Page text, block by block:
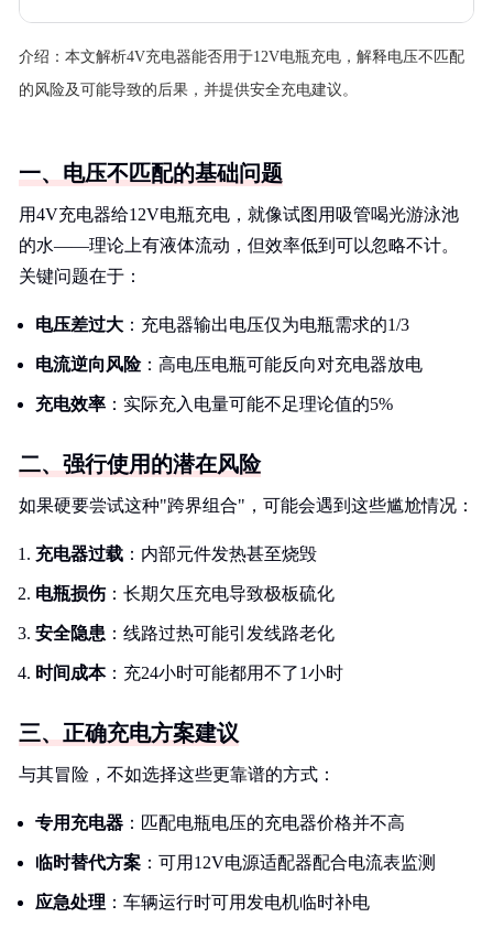
介绍： 本文解析4V充电器能否用于12V电瓶充电，解释电压不匹配
的风险及可能导致的后果，并提供安全充电建议。
一、电压不匹配的基础问题
用4V充电器给12V电瓶充电，就像试图用吸管喝光游泳池
的水——理论上有液体流动，但效率低到可以忽略不计。
关键问题在于：
电压差过大 ：充电器输出电压仅为电瓶需求的1/3
电流逆向风险：高电压电瓶可能反向对充电器放电
充电效率 ：实际充入电量可能不足理论值的5%
二、强行使用的潜在风险
如果硬要尝试这种"跨界组合"，可能会遇到这些尴尬情况：
充电器过载 ：内部元件发热甚至烧毁
电瓶损伤：长期欠压充电导致极板硫化
安全隐患 ：线路过热可能引发线路老化
时间成本：充24小时可能都用不了1小时
三、正确充电方案建议
与其冒险，不如选择这些更靠谱的方式：
专用充电器 ：匹配电瓶电压的充电器价格并不高
临时替代方案 ：可用12V电源适配器配合电流表监测
应急处理 ：车辆运行时可用发电机临时补电